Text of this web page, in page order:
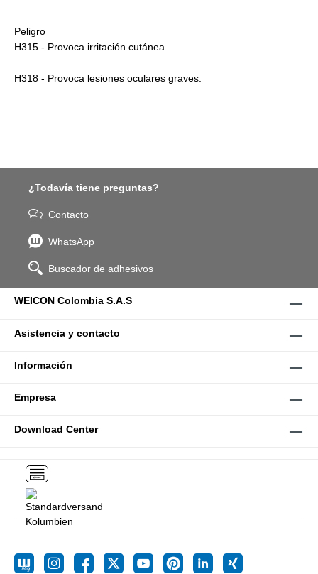
Peligro
H315 - Provoca irritación cutánea.
H318 - Provoca lesiones oculares graves.
¿Todavía tiene preguntas?
Contacto
WhatsApp
Buscador de adhesivos
WEICON Colombia S.A.S
Asistencia y contacto
Información
Empresa
Download Center